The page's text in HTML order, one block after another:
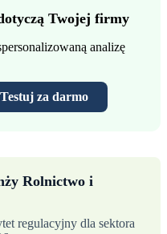
Twojej firmy
analizę
Testuj za darmo
Rolnictwo i
regulacyjny dla sektora